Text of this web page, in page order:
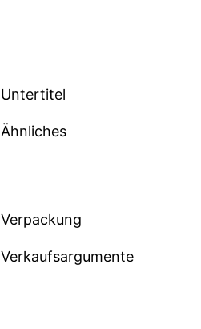
Untertitel
Ähnliches
Verpackung
Verkaufsargumente